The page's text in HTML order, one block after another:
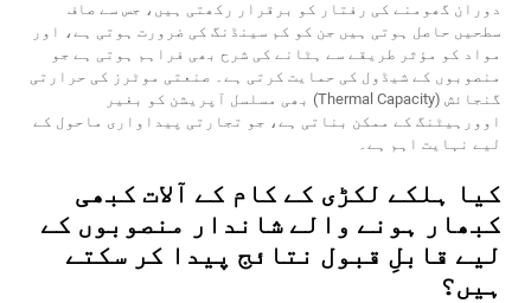
دوران گھومنے کی رفتار کو برقرار رکھتی ہیں، جس سے صاف
سطحیں حاصل ہوتی ہیں جن کو کم سینڈنگ کی ضرورت ہوتی ہے، اور
مواد کو مؤثر طریقے سے ہٹانے کی شرح بھی فراہم ہوتی ہے جو
منصوبوں کے شیڈول کی حمایت کرتی ہے۔ صنعتی موٹرز کی حرارتی
گنجائش (Thermal Capacity) بھی مسلسل آپریشن کو بغیر
اوورہیٹنگ کے ممکن بناتی ہے، جو تجارتی پیداواری ماحول کے
لیے نہایت اہم ہے۔
کیا ہلکے لکڑی کے کام کے آلات کبھی
کبھار ہونے والے شاندار منصوبوں کے
لیے قابلِ قبول نتائج پیدا کر سکتے
ہیں؟